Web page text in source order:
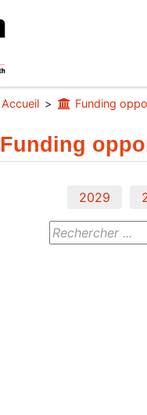
Accueil Funding
Funding
2029